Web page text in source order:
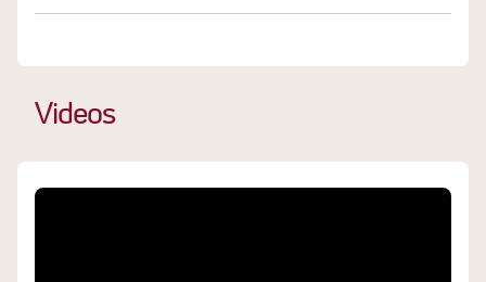
Videos